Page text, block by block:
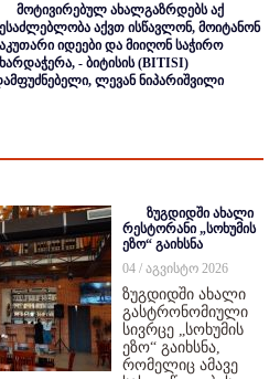
მოტივირებულ ახალგაზრდებს აქ
აქვთ ისწავლონ, მოიტანონ
იდეები და მიიღონ საჭირო
- ბიტისის (BITISI)
ლევან ნიპარიშვილი
ზუგდიდში ახალი
რესტორანი „სოხუმის
ეზო“ გაიხსნა
04 / აგვისტო 2026
ზუგდიდში ახალი
გასტრონომიული
სივრცე „სოხუმის
ეზო“ გაიხსნა,
რომელიც ამავე